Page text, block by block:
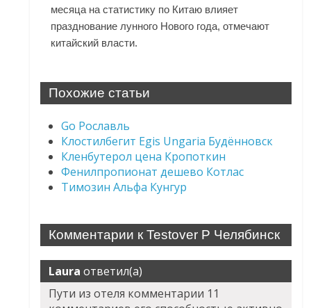
месяца на статистику по Китаю влияет
празднование лунного Нового года, отмечают
китайский власти.
Похожие статьи
Go Рославль
Клостилбегит Egis Ungaria Будённовск
Кленбутерол цена Кропоткин
Фенилпропионат дешево Котлас
Tимозин Альфа Кунгур
Комментарии к Testover P Челябинск
Laura ответил(а)
Пути из отеля комментарии 11